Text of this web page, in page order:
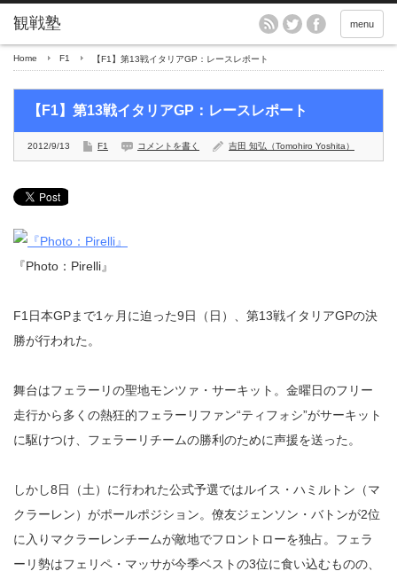
menu
Home F1 【F1】第13戦イタリアGP：レースレポート
【F1】第13戦イタリアGP：レースレポート
2012/9/13 F1 コメントを書く 吉田 知弘（Tomohiro Yoshita）
『Photo：Pirelli』
F1日本GPまで1ヶ月に迫った9日（日）、第13戦イタリアGPの決
勝が行われた。
舞台はフェラーリの聖地モンツァ・サーキット。金曜日のフリー
走行から多くの熱狂的フェラーリファン“ティフォシ”がサーキット
に駆けつけ、フェラーリチームの勝利のために声援を送った。
しかし8日（土）に行われた公式予選ではルイス・ハミルトン（マ
クラーレン）がポールポジション。僚友ジェンソン・バトンが2位
に入りマクラーレンチームが敵地でフロントローを独占。フェラ
ーリ勢はフェリペ・マッサが今季ベストの3位に食い込むものの、